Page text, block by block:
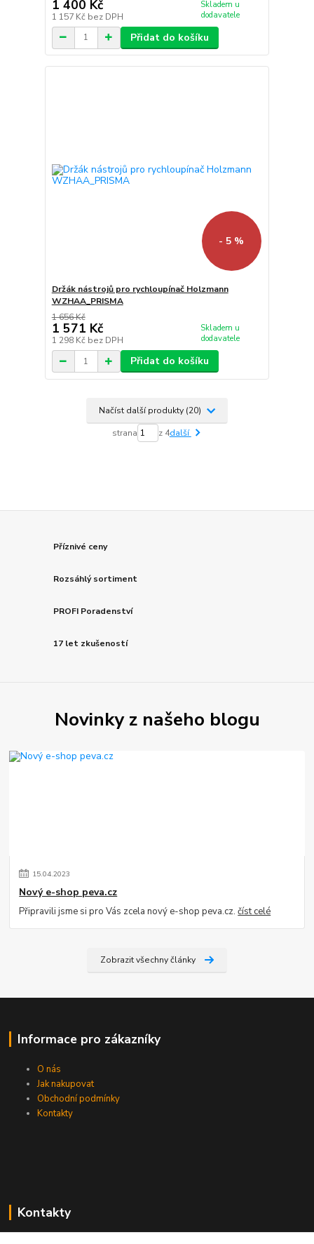
1 400 Kč
1 157 Kč bez DPH
Skladem u
dodavatele
Přidat do košíku
- 5 %
Držák nástrojů pro rychloupínač Holzmann
WZHAA_PRISMA
1 656 Kč
1 571 Kč
1 298 Kč bez DPH
Skladem u
dodavatele
Přidat do košíku
Načíst další produkty (20)
strana z 4další
Příznivé ceny
Rozsáhlý sortiment
PROFI Poradenství
17 let zkušeností
Novinky z našeho blogu
15.04.2023
Nový e-shop peva.cz
Připravili jsme si pro Vás zcela nový e-shop peva.cz.číst celé
Zobrazit všechny články
Informace pro zákazníky
O nás
Jak nakupovat
Obchodní podmínky
Kontakty
Kontakty